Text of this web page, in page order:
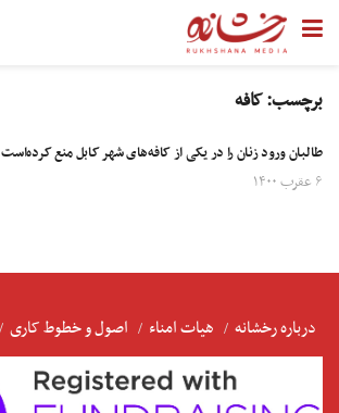
برچسب:کافه
طالبان ورود زنان را در یکی از کافه‌های شهر کابل منع کرده‌است
۶ عقرب ۱۴۰۰
درباره رخشانه هیات امناء اصول و خطوط کاری